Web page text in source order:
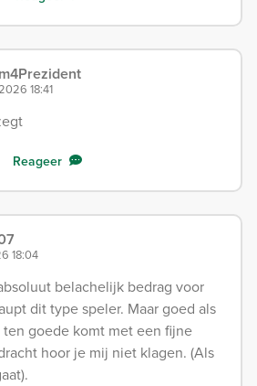
18:41
Reageer
18:04
belachelijk bedrag voor
dit type speler. Maar goed als
goede komt met een fijne
hoor je mij niet klagen. (Als